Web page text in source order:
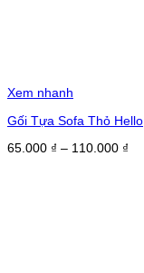
Xem nhanh
Gối Tựa Sofa Thỏ Hello
65.000 ₫ – 110.000 ₫